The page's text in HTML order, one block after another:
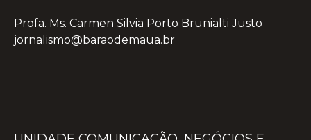
Profa. Ms. Carmen Silvia Porto Brunialti Justo
jornalismo@baraodemaua.br